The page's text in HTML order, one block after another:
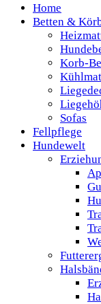
Home
Betten &
Korb-
Sofas
Fellpflege
Hundewelt